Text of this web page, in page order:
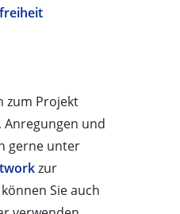
zum Projekt
Anregungen und
gerne unter
zur
Sie auch